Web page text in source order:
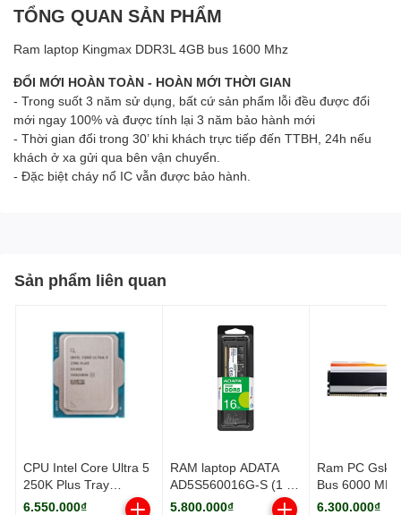
TỔNG QUAN SẢN PHẨM
Ram laptop Kingmax DDR3L 4GB bus 1600 Mhz
ĐỔI MỚI HOÀN TOÀN - HOÀN MỚI THỜI GIAN
- Trong suốt 3 năm sử dụng, bất cứ sản phẩm lỗi đều được đổi
mới ngay 100% và được tính lại 3 năm bảo hành mới
- Thời gian đổi trong 30’ khi khách trực tiếp đến TTBH, 24h nếu
khách ở xa gửi qua bên vận chuyển.
- Đặc biệt cháy nổ IC vẫn được bảo hành.
Sản phẩm liên quan
CPU Intel Core Ultra 5
250K Plus Tray
(Socket 1851/ Base
6.550.000₫
RAM laptop ADATA
AD5S560016G-S (1 x
16GB) DDR5
5.800.000₫
Ram PC
Bus 6000
(F5-
6.300.000₫